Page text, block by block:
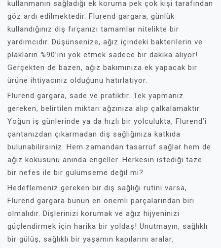
kullanmanın sağladığı ek koruma pek çok kişi tarafından
göz ardı edilmektedir. Flurend gargara, günlük
kullandığınız diş fırçanızı tamamlar nitelikte bir
yardımcıdır. Düşünsenize, ağız içindeki bakterilerin ve
plakların %90’ını yok etmek sadece bir dakika alıyor!
Gerçekten de bazen, ağız bakımınıza ek yapacak bir
ürüne ihtiyacınız olduğunu hatırlatıyor.
Flurend gargara, sade ve pratiktir. Tek yapmanız
gereken, belirtilen miktarı ağzınıza alıp çalkalamaktır.
Yoğun iş günlerinde ya da hızlı bir yolculukta, Flurend’i
çantanızdan çıkarmadan diş sağlığınıza katkıda
bulunabilirsiniz. Hem zamandan tasarruf sağlar hem de
ağız kokusunu anında engeller. Herkesin istediği taze
bir nefes ile bir gülümseme değil mi?
Hedeflemeniz gereken bir diş sağlığı rutini varsa,
Flurend gargara bunun en önemli parçalarından biri
olmalıdır. Dişlerinizi korumak ve ağız hijyeninizi
güçlendirmek için harika bir yoldaş! Unutmayın, sağlıklı
bir gülüş, sağlıklı bir yaşamın kapılarını aralar.